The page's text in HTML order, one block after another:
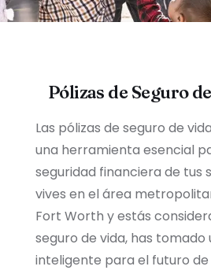
Pólizas de Seguro
Las pólizas de seguro de
una herramienta esencial
seguridad financiera de tus
vives en el área
Fort Worth y estás
seguro de vida, has tomado
inteligente para el futuro de